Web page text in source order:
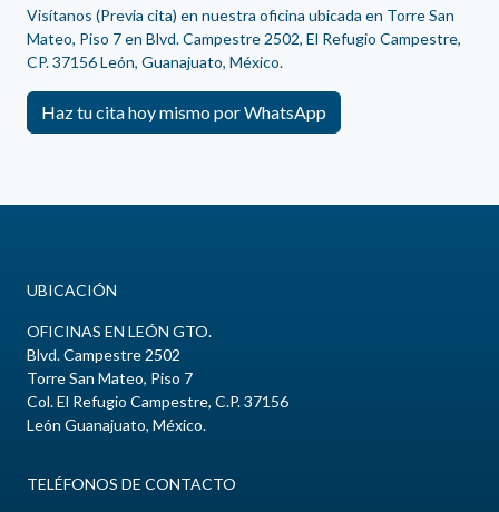
Visítanos (Previa cita) en nuestra oficina ubicada en Torre San
Mateo, Piso 7 en Blvd. Campestre 2502, El Refugio Campestre,
CP. 37156 León, Guanajuato, México.
Haz tu cita hoy mismo por WhatsApp
UBICACIÓN
OFICINAS EN LEÓN GTO.
Blvd. Campestre 2502
Torre San Mateo, Piso 7
Col.El Refugio Campestre, C.P.37156
León Guanajuato, México.
TELÉFONOS DE CONTACTO